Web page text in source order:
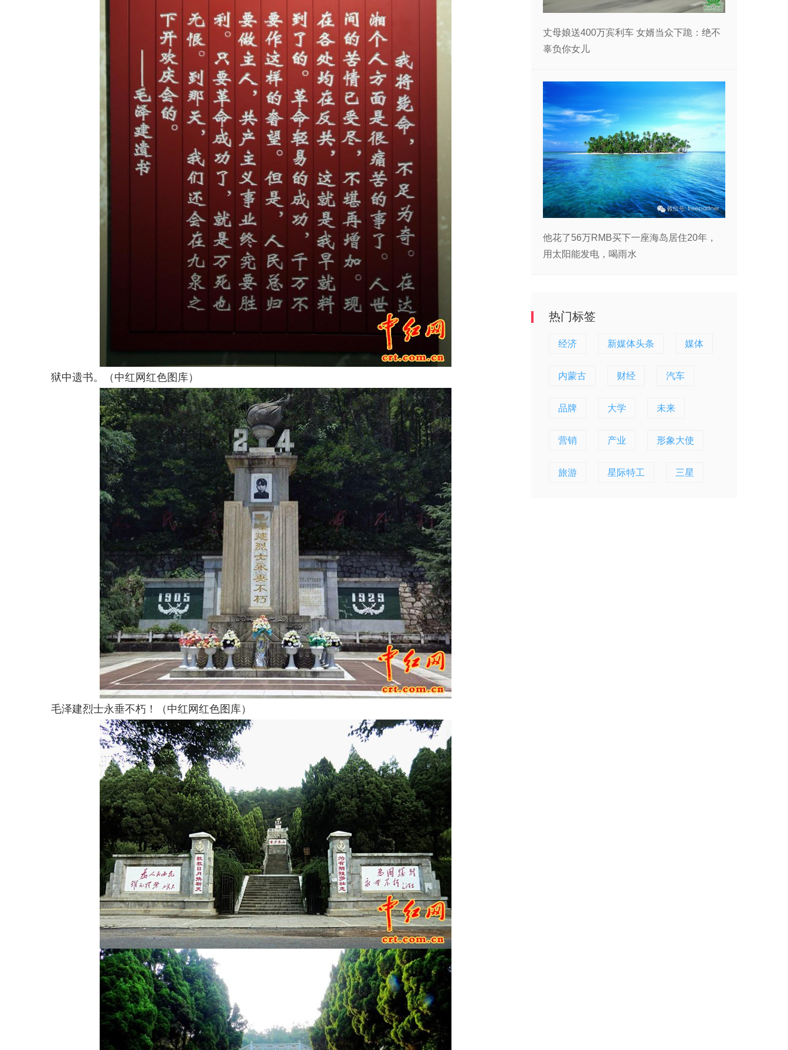
狱中遗书。（中红网红色图库）
毛泽建烈士永垂不朽！（中红网红色图库）
丈母娘送400万宾利车 女婿当众下跪：绝不
辜负你女儿
他花了56万RMB买下一座海岛居住20年，
用太阳能发电，喝雨水
热门标签
经济 新媒体头条 媒体
内蒙古 财经 汽车
品牌 大学 未来
营销 产业 形象大使
旅游 星际特工 三星